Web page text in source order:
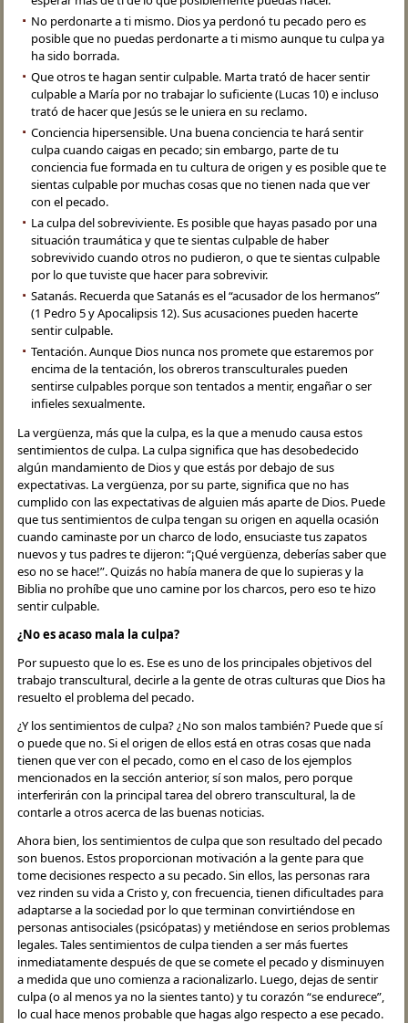
No perdonarte a ti mismo. Dios ya perdonó tu pecado pero es
posible que no puedas perdonarte a ti mismo aunque tu culpa ya
ha sido borrada.
Que otros te hagan sentir culpable. Marta trató de hacer sentir
culpable a María por no trabajar lo suficiente (Lucas 10) e incluso
trató de hacer que Jesús se le uniera en su reclamo.
Conciencia hipersensible. Una buena conciencia te hará sentir
culpa cuando caigas en pecado; sin embargo, parte de tu
conciencia fue formada en tu cultura de origen y es posible que te
sientas culpable por muchas cosas que no tienen nada que ver
con el pecado.
La culpa del sobreviviente. Es posible que hayas pasado por una
situación traumática y que te sientas culpable de haber
sobrevivido cuando otros no pudieron, o que te sientas culpable
por lo que tuviste que hacer para sobrevivir.
Satanás. Recuerda que Satanás es el “acusador de los hermanos”
(1 Pedro 5 y Apocalipsis 12). Sus acusaciones pueden hacerte
sentir culpable.
Tentación. Aunque Dios nunca nos promete que estaremos por
encima de la tentación, los obreros transculturales pueden
sentirse culpables porque son tentados a mentir, engañar o ser
infieles sexualmente.
La vergüenza, más que la culpa, es la que a menudo causa estos
sentimientos de culpa. La culpa significa que has desobedecido
algún mandamiento de Dios y que estás por debajo de sus
expectativas. La vergüenza, por su parte, significa que no has
cumplido con las expectativas de alguien más aparte de Dios. Puede
que tus sentimientos de culpa tengan su origen en aquella ocasión
cuando caminaste por un charco de lodo, ensuciaste tus zapatos
nuevos y tus padres te dijeron: “¡Qué vergüenza, deberías saber que
eso no se hace!”. Quizás no había manera de que lo supieras y la
Biblia no prohíbe que uno camine por los charcos, pero eso te hizo
sentir culpable.
¿No es acaso mala la culpa?
Por supuesto que lo es. Ese es uno de los principales objetivos del
trabajo transcultural, decirle a la gente de otras culturas que Dios ha
resuelto el problema del pecado.
¿Y los sentimientos de culpa? ¿No son malos también? Puede que sí
o puede que no. Si el origen de ellos está en otras cosas que nada
tienen que ver con el pecado, como en el caso de los ejemplos
mencionados en la sección anterior, sí son malos, pero porque
interferirán con la principal tarea del obrero transcultural, la de
contarle a otros acerca de las buenas noticias.
Ahora bien, los sentimientos de culpa que son resultado del pecado
son buenos. Estos proporcionan motivación a la gente para que
tome decisiones respecto a su pecado. Sin ellos, las personas rara
vez rinden su vida a Cristo y, con frecuencia, tienen dificultades para
adaptarse a la sociedad por lo que terminan convirtiéndose en
personas antisociales (psicópatas) y metiéndose en serios problemas
legales. Tales sentimientos de culpa tienden a ser más fuertes
inmediatamente después de que se comete el pecado y disminuyen
a medida que uno comienza a racionalizarlo. Luego, dejas de sentir
culpa (o al menos ya no la sientes tanto) y tu corazón “se endurece”,
lo cual hace menos probable que hagas algo respecto a ese pecado.